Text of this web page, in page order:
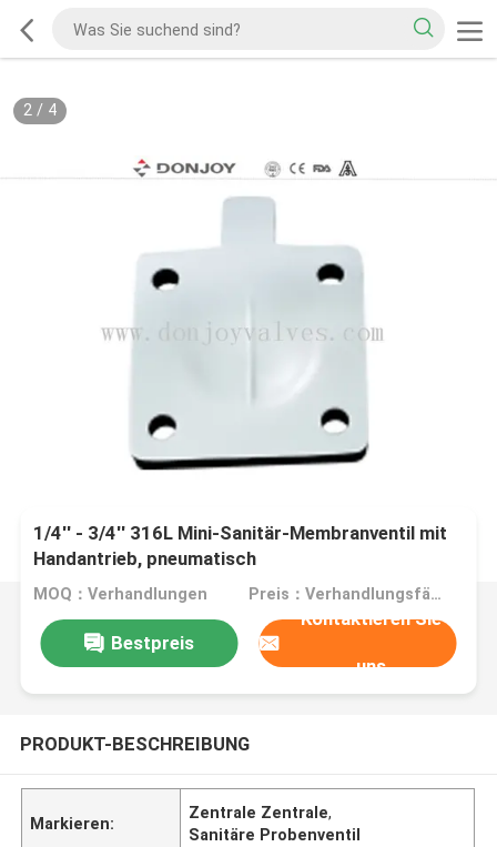
2/ 4
1/4'' - 3/4'' 316L Mini-Sanitär-Membranventil mit
Handantrieb, pneumatisch
MOQ：Verhandlungen Preis：Verhandlungsfähig
Bestpreis
Kontaktieren Sie
uns
PRODUKT-BESCHREIBUNG
Markieren:
Zentrale Zentrale,
Sanitäre Probenventil